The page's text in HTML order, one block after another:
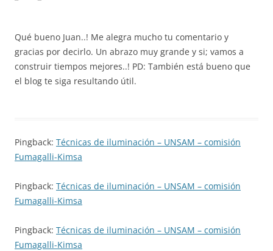
Qué bueno Juan..! Me alegra mucho tu comentario y
gracias por decirlo. Un abrazo muy grande y si; vamos a
construir tiempos mejores..! PD: También está bueno que
el blog te siga resultando útil.
Pingback: Técnicas de iluminación – UNSAM – comisión
Fumagalli-Kimsa
Pingback: Técnicas de iluminación – UNSAM – comisión
Fumagalli-Kimsa
Pingback: Técnicas de iluminación – UNSAM – comisión
Fumagalli-Kimsa